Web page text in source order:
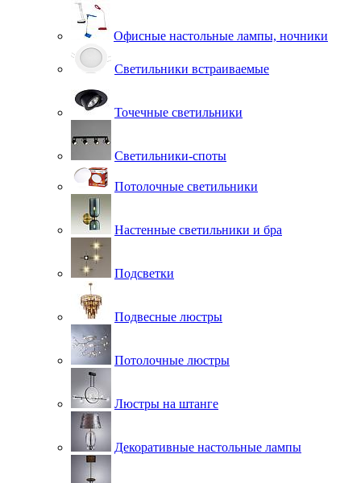
Офисные настольные лампы, ночники
Светильники встраиваемые
Точечные светильники
Светильники-споты
Потолочные светильники
Настенные светильники и бра
Подсветки
Подвесные люстры
Потолочные люстры
Люстры на штанге
Декоративные настольные лампы